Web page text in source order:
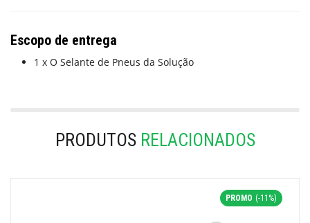
Escopo de entrega
1 x O Selante de Pneus da Solução
PRODUTOSRELACIONADOS
PROMO (-11%)